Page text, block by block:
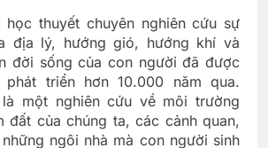
học thuyết chuyên nghiên cứu sự
địa lý, hướng gió, hướng khí và
đời sống của con người đã được
phát triển hơn 10.000 năm qua.
là một nghiên cứu về môi trường
đất của chúng ta, các cảnh quan,
ngôi nhà mà con người sinh